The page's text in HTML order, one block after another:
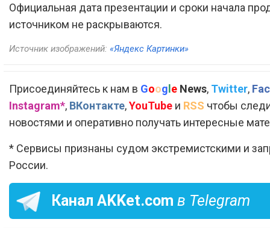
Официальная дата презентации и сроки начала
источником не раскрываются.
Источник изображений: «Яндекс Картинки»
Присоединяйтесь к нам в Google News, Twitter,
Instagram*, ВКонтакте,YouTube и RSS чтобы
новостями и оперативно получать интересные
* Сервисы признаны судом экстремистскими и
России.
Канал AKKet.com в Telegram